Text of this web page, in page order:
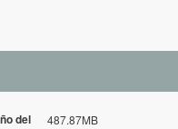
del
487.87MB